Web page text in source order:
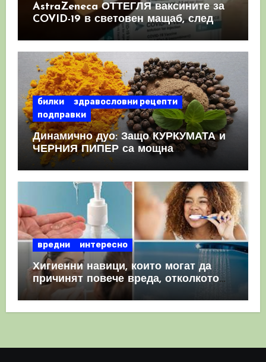
AstraZeneca ОТТЕГЛЯ ваксините за
COVID-19 в световен мащаб, след
като призна, че те причиняват
КРЪВНИ съсиреци
билки
здравословни рецепти
подправки
Динамично дуо: Защо КУРКУМАТА и
ЧЕРНИЯ ПИПЕР са мощна
комбинация
вредни интересно
Хигиенни навици, които могат да
причинят повече вреда, отколкото
полза